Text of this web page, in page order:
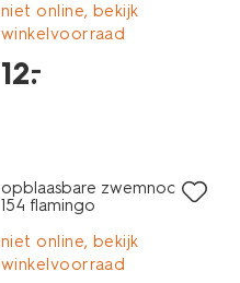
niet online, bekijk
winkelvoorraad
12.
–
opblaasbare zwemnoodle
154 flamingo
niet online, bekijk
winkelvoorraad